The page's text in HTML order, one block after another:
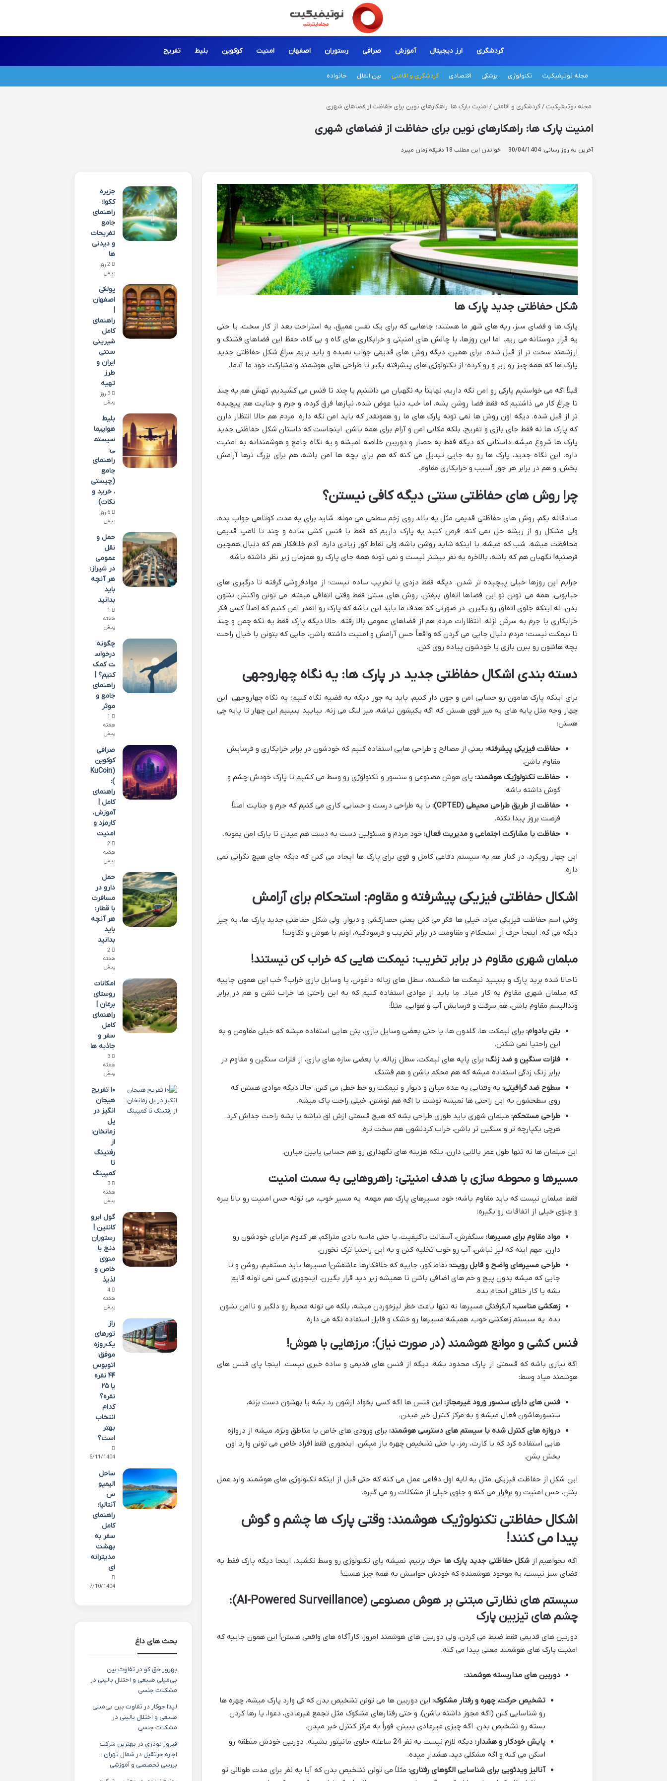
گردشگری ارز دیجیتال آموزش صرافی رستوران اصفهان امنیت کوکوین بلیط تفریح
مجله نوتیفیکیت تکنولوژی پزشکی اقتصادی گردشگری و اقامتی بین الملل خانواده
مجله نوتیفیکیت / گردشگری و اقامتی / امنیت پارک ها: راهکارهای نوین برای حفاظت از فضاهای شهری
امنیت پارک ها: راهکارهای نوین برای حفاظت از فضاهای شهری
آخرین به روز رسانی: 30/04/1404 خواندن این مطلب 18 دقیقه زمان میبرد
شکل حفاظتی جدید پارک ها
پارک ها و فضای سبز، ریه های شهر ما هستند؛ جاهایی که برای یک نفس عمیق، یه استراحت بعد از کار سخت، یا حتی
یه قرار دوستانه می ریم. اما این روزها، با چالش های امنیتی و خرابکاری های گاه و بی گاه، حفظ این فضاهای قشنگ و
ارزشمند سخت تر از قبل شده. برای همین، دیگه روش های قدیمی جواب نمیده و باید بریم سراغ شکل حفاظتی جدید
پارک ها که همه چیز رو زیر و رو کرده؛ از تکنولوژی های پیشرفته بگیر تا طراحی های هوشمند و مشارکت خود ما آدما.
قبلاً اگه می خواستیم پارکی رو امن نگه داریم، نهایتاً یه نگهبان می ذاشتیم یا چند تا فنس می کشیدیم، تهش هم یه چند
تا چراغ کار می ذاشتیم که فقط فضا روشن بشه. اما خب، دنیا عوض شده، نیازها فرق کرده، و جرم و جنایت هم پیچیده
تر از قبل شده. دیگه اون روش ها نمی تونه پارک های ما رو همونقدر که باید امن نگه داره. مردم هم حالا انتظار دارن
که پارک ها نه فقط جای بازی و تفریح، بلکه مکانی امن و آرام برای همه باشن. اینجاست که داستان شکل حفاظتی جدید
پارک ها شروع میشه، داستانی که دیگه فقط به حصار و دوربین خلاصه نمیشه و یه نگاه جامع و هوشمندانه به امنیت
داره. این نگاه جدید، پارک ها رو به جایی تبدیل می کنه که هم برای بچه ها امن باشه، هم برای بزرگ ترها آرامش
بخش، و هم در برابر هر جور آسیب و خرابکاری مقاوم.
چرا روش های حفاظتی سنتی دیگه کافی نیستن؟
صادقانه بگم، روش های حفاظتی قدیمی مثل یه باند روی زخم سطحی می مونه. شاید برای یه مدت کوتاهی جواب بده،
ولی مشکل رو از ریشه حل نمی کنه. فرض کنید یه پارک داریم که فقط با فنس کشی ساده و چند تا لامپ قدیمی
محافظت میشه. شب که میشه، با اینکه شاید روشن باشه، ولی نقاط کور زیادی داره. آدم خلافکار هم که دنبال همچین
فرصتیه! نگهبان هم که باشه، بالاخره یه نفر بیشتر نیست و نمی تونه همه جای پارک رو همزمان زیر نظر داشته باشه.
جرایم این روزها خیلی پیچیده تر شدن. دیگه فقط دزدی یا تخریب ساده نیست؛ از موادفروشی گرفته تا درگیری های
خیابونی، همه می تونن تو این فضاها اتفاق بیفتن. روش های سنتی فقط وقتی اتفاقی میفته، می تونن واکنش نشون
بدن، نه اینکه جلوی اتفاق رو بگیرن. در صورتی که هدف ما باید این باشه که پارک رو انقدر امن کنیم که اصلاً کسی فکر
خرابکاری یا جرم به سرش نزنه. انتظارات مردم هم از فضاهای عمومی بالا رفته. حالا دیگه پارک فقط یه تکه چمن و چند
تا نیمکت نیست؛ مردم دنبال جایی می گردن که واقعاً حس آرامش و امنیت داشته باشن، جایی که بتونن با خیال راحت
بچه هاشون رو ببرن بازی یا خودشون پیاده روی کنن.
دسته بندی اشکال حفاظتی جدید در پارک ها: یه نگاه چهاروجهی
برای اینکه پارک هامون رو حسابی امن و جون دار کنیم، باید یه جور دیگه به قضیه نگاه کنیم؛ یه نگاه چهاروجهی. این
چهار وجه مثل پایه های یه میز قوی هستن که اگه یکیشون نباشه، میز لنگ می زنه. بیایید ببینیم این چهار تا پایه چی
هستن:
حفاظت فیزیکی پیشرفته: یعنی از مصالح و طراحی هایی استفاده کنیم که خودشون در برابر خرابکاری و فرسایش
مقاوم باشن.
حفاظت تکنولوژیک هوشمند: پای هوش مصنوعی و سنسور و تکنولوژی رو وسط می کشیم تا پارک خودش چشم و
گوش داشته باشه.
حفاظت از طریق طراحی محیطی (CPTED):
با یه طراحی درست و حسابی، کاری می کنیم که جرم و جنایت اصلاً
فرصت بروز پیدا نکنه.
حفاظت با مشارکت اجتماعی و مدیریت فعال: خود مردم و مسئولین دست به دست هم میدن تا پارک امن بمونه.
این چهار رویکرد، در کنار هم یه سیستم دفاعی کامل و قوی برای پارک ها ایجاد می کنن که دیگه جای هیچ نگرانی نمی
ذاره.
اشکال حفاظتی فیزیکی پیشرفته و مقاوم: استحکام برای آرامش
وقتی اسم حفاظت فیزیکی میاد، خیلی ها فکر می کنن یعنی حصارکشی و دیوار. ولی شکل حفاظتی جدید پارک ها، یه چیز
دیگه می گه. اینجا حرف از استحکام و مقاومت در برابر تخریب و فرسودگیه، اونم با هوش و ذکاوت!
مبلمان شهری مقاوم در برابر تخریب: نیمکت هایی که خراب کن نیستند!
تاحالا شده برید پارک و ببینید نیمکت ها شکسته، سطل های زباله داغونن، یا وسایل بازی خراب؟ خب این همون جاییه
که مبلمان شهری مقاوم به کار میاد. ما باید از موادی استفاده کنیم که به این راحتی ها خراب نشن و هم در برابر
وندالیسم مقاوم باشن، هم سرقت و فرسایش آب و هوایی. مثلاً:
بتن بادوام: برای نیمکت ها، گلدون ها، یا حتی بعضی وسایل بازی، بتن هایی استفاده میشه که خیلی مقاومن و به
این راحتیا نمی شکنن.
فلزات سنگین و ضد زنگ: برای پایه های نیمکت، سطل زباله، یا بعضی سازه های بازی، از فلزات سنگین و مقاوم در
برابر زنگ زدگی استفاده میشه که هم محکم باشن و هم قشنگ.
سطوح ضد گرافیتی: یه وقتایی یه عده میان و دیوار و نیمکت رو خط خطی می کنن. حالا دیگه موادی هستن که
روی سطحشون به این راحتی ها نمیشه نوشت یا اگه هم نوشتن، خیلی راحت پاک میشه.
طراحی مستحکم: مبلمان شهری باید طوری طراحی بشه که هیچ قسمتی ازش لق نباشه یا بشه راحت جداش کرد.
هرچی یکپارچه تر و سنگین تر باشن، خراب کردنشون هم سخت تره.
این مبلمان ها نه تنها طول عمر بالایی دارن، بلکه هزینه های نگهداری رو هم حسابی پایین میارن.
مسیرها و محوطه سازی با هدف امنیتی: راهروهایی به سمت امنیت
فقط مبلمان نیست که باید مقاوم باشه؛ خود مسیرهای پارک هم مهمه. یه مسیر خوب، می تونه حس امنیت رو بالا ببره
و جلوی خیلی از اتفاقات رو بگیره:
مواد مقاوم برای مسیرها: سنگفرش، آسفالت باکیفیت، یا حتی ماسه بادی متراکم، هر کدوم مزایای خودشون رو
دارن. مهم اینه که لیز نباشن، آب رو خوب تخلیه کنن و به این راحتیا ترک نخورن.
طراحی مسیرهای واضح و قابل رویت: نقاط کور، جاییه که خلافکارها عاشقشن! مسیرها باید مستقیم، روشن و تا
جایی که میشه بدون پیچ و خم های اضافی باشن تا همیشه زیر دید قرار بگیرن. اینجوری کسی نمی تونه قایم
بشه یا کار خلافی انجام بده.
زهکشی مناسب: آبگرفتگی مسیرها نه تنها باعث خطر لیزخوردن میشه، بلکه می تونه محیط رو دلگیر و ناامن نشون
بده. یه سیستم زهکشی خوب، همیشه مسیرها رو خشک و قابل استفاده نگه می داره.
فنس کشی و موانع هوشمند (در صورت نیاز): مرزهایی با هوش!
اگه نیازی باشه که قسمتی از پارک محدود بشه، دیگه از فنس های قدیمی و ساده خبری نیست. اینجا پای فنس های
هوشمند میاد وسط:
فنس های دارای سنسور ورود غیرمجاز: این فنس ها اگه کسی بخواد ازشون رد بشه یا بهشون دست بزنه،
سنسورهاشون فعال میشه و به مرکز کنترل خبر میدن.
دروازه های کنترل شده با سیستم های دسترسی هوشمند: برای ورودی های خاص یا مناطق ویژه، میشه از دروازه
هایی استفاده کرد که با کارت، رمز، یا حتی تشخیص چهره باز میشن. اینجوری فقط افراد خاص می تونن وارد اون
بخش بشن.
این شکل از حفاظت فیزیکی، مثل یه لایه اول دفاعی عمل می کنه که حتی قبل از اینکه تکنولوژی های هوشمند وارد عمل
بشن، حس امنیت رو برقرار می کنه و جلوی خیلی از مشکلات رو می گیره.
اشکال حفاظتی تکنولوژیک هوشمند: وقتی پارک ها چشم و گوش
پیدا می کنند!
اگه بخواهیم از شکل حفاظتی جدید پارک ها حرف بزنیم، نمیشه پای تکنولوژی رو وسط نکشید. اینجا دیگه پارک فقط یه
فضای سبز نیست، یه موجود هوشمنده که خودش حواسش به همه چیز هست!
سیستم های نظارتی مبتنی بر هوش مصنوعی (AI-Powered Surveillance):
چشم های تیزبین پارک
دوربین های قدیمی فقط ضبط می کردن، ولی دوربین های هوشمند امروز، کارآگاه های واقعی هستن! این همون جاییه که
امنیت پارک های هوشمند معنی پیدا می کنه.
دوربین های مداربسته هوشمند:
تشخیص حرکت، چهره و رفتار مشکوک: این دوربین ها می تونن تشخیص بدن که کی وارد پارک میشه، چهره ها
رو شناسایی کنن (اگه مجوز داشته باشن)، و حتی رفتارهای مشکوک مثل تجمع غیرعادی، دعوا، یا رها کردن
بسته رو تشخیص بدن. اگه چیزی غیرعادی ببینن، فوراً به مرکز کنترل خبر میدن.
پایش خودکار و هشدار:
دیگه لازم نیست یه نفر 24 ساعته جلوی مانیتور بشینه. دوربین خودش منطقه رو
اسکن می کنه و اگه مشکلی دید، هشدار میده.
آنالیز ویدئویی برای شناسایی الگوهای رفتاری: مثلاً می تونن تشخیص بدن که آیا یه نفر برای مدت طولانی تو
جزیره
ککوا:
راهنمای
جامع
تفریحات
و دیدنی
ها
2 روز
پیش
پولکی
اصفهان
|
راهنمای
کامل
شیرینی
سنتی
ایران و
طرز
تهیه
3 روز
پیش
بلیط
هواپیما
سیستم
ی:
راهنمای
جامع
(چیستی
، خرید و
نکات)
6 روز
پیش
حمل و
نقل
عمومی
در شیراز:
هر آنچه
باید
بدانید
1
هفته
پیش
چگونه
درخواس
ت کمک
کنیم؟ |
راهنمای
جامع و
موثر
1
هفته
پیش
صرافی
کوکوین
(KuCoin
):
راهنمای
کامل |
آموزش،
کارمزد و
امنیت
2
هفته
پیش
حمل
دارو در
مسافرت
با قطار:
هر آنچه
باید
بدانید
2
هفته
پیش
امکانات
روستای
برغان |
راهنمای
کامل
سفر و
جاذبه ها
3
هفته
پیش
۱۰ تفریح
هیجان
انگیز در
پل
زمانخان:
از
رفتینگ
تا
کمپینگ
3
هفته
پیش
گول ابرو
کانتین |
رستوران
دنج با
منوی
خاص و
لذیذ
4
هفته
پیش
راز
تورهای
یک‌روزه
موفق:
اتوبوس
۴۴ نفره
یا ۲۵
نفره؟
کدام
انتخاب
بهتر
است؟
25/11/1404
ساحل
الیمپو
س
آنتالیا:
راهنمای
کامل
سفر به
بهشت
مدیترانه‌
ای
07/10/1404
بحث های داغ
بهروز حق گو در تفاوت بین
بی‌میلی طبیعی و اختلال بالینی در
مشکلات جنسی
لیدا جوکار در تفاوت بین بی‌میلی
طبیعی و اختلال بالینی در
مشکلات جنسی
فیروز نوذری در بهترین شرکت
اجاره جرثقیل در شمال تهران :
بررسی تخصصی و آموزشی